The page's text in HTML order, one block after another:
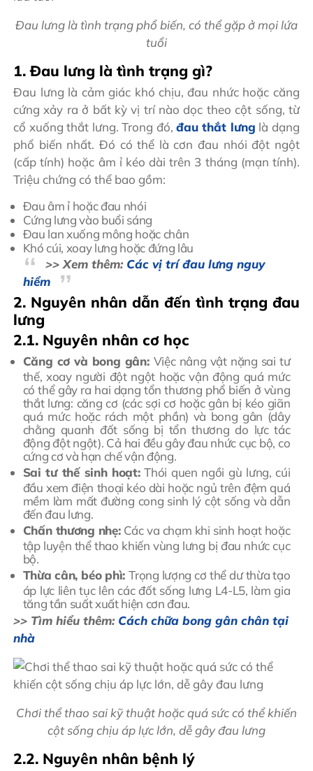
Đau lưng là tình trạng phổ biến, có thể gặp ở mọi lứa
tuổi
1. Đau lưng là tình trạng gì?
Đau lưng là cảm giác khó chịu, đau nhức hoặc căng
cứng xảy ra ở bất kỳ vị trí nào dọc theo cột sống, từ
cổ xuống thắt lưng. Trong đó, đau thắt lưng là dạng
phổ biến nhất. Đó có thể là cơn đau nhói đột ngột
(cấp tính) hoặc âm ỉ kéo dài trên 3 tháng (mạn tính).
Triệu chứng có thể bao gồm:
Đau âm ỉ hoặc đau nhói
Cứng lưng vào buổi sáng
Đau lan xuống mông hoặc chân
Khó cúi, xoay lưng hoặc đứng lâu
>> Xem thêm: Các vị trí đau lưng nguy
hiểm
2. Nguyên nhân dẫn đến tình trạng đau
lưng
2.1. Nguyên nhân cơ học
Căng cơ và bong gân: Việc nâng vật nặng sai tư
thế, xoay người đột ngột hoặc vận động quá mức
có thể gây ra hai dạng tổn thương phổ biến ở vùng
thắt lưng: căng cơ (các sợi cơ hoặc gân bị kéo giãn
quá mức hoặc rách một phần) và bong gân (dây
chằng quanh đốt sống bị tổn thương do lực tác
động đột ngột). Cả hai đều gây đau nhức cục bộ, co
cứng cơ và hạn chế vận động.
Sai tư thế sinh hoạt:Thói quen ngồi gù lưng, cúi
đầu xem điện thoại kéo dài hoặc ngủ trên đệm quá
mềm làm mất đường cong sinh lý cột sống và dẫn
đến đau lưng.
Chấn thương nhẹ:Các va chạm khi sinh hoạt hoặc
tập luyện thể thao khiến vùng lưng bị đau nhức cục
bộ.
Thừa cân, béo phì:Trọng lượng cơ thể dư thừa tạo
áp lực liên tục lên các đốt sống lưng L4-L5, làm gia
tăng tần suất xuất hiện cơn đau.
>> Tìm hiểu thêm: Cách chữa bong gân chân tại
nhà
Chơi thể thao sai kỹ thuật hoặc quá sức có thể khiến
cột sống chịu áp lực lớn, dễ gây đau lưng
2.2. Nguyên nhân bệnh lý